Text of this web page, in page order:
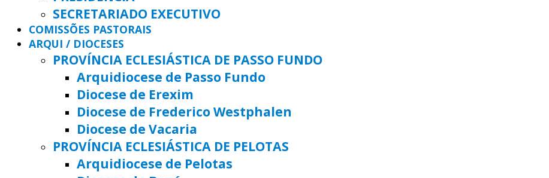
SECRETARIADO EXECUTIVO
COMISSÕES PASTORAIS
ARQUI / DIOCESES
PROVÍNCIA ECLESIÁSTICA DE PASSO FUNDO
Arquidiocese de Passo Fundo
Diocese de Erexim
Diocese de Frederico Westphalen
Diocese de Vacaria
PROVÍNCIA ECLESIÁSTICA DE PELOTAS
Arquidiocese de Pelotas